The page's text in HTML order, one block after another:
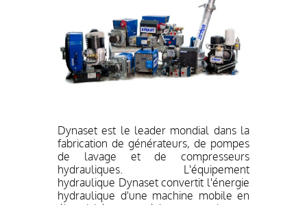
Dynaset est le leader mondial dans la
fabrication de générateurs, de pompes
de lavage et de compresseurs
hydrauliques. L'équipement
hydraulique Dynaset convertit l'énergie
hydraulique d'une machine mobile en